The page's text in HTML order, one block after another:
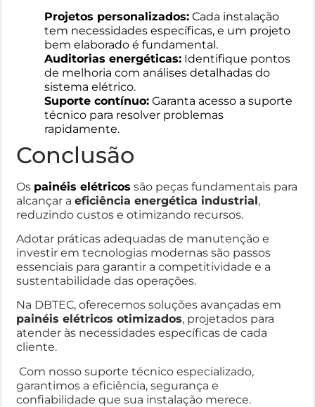
Projetos personalizados: Cada instalação
tem necessidades específicas, e um projeto
bem elaborado é fundamental.
Auditorias energéticas: Identifique pontos
de melhoria com análises detalhadas do
sistema elétrico.
Suporte contínuo: Garanta acesso a suporte
técnico para resolver problemas
rapidamente.
Conclusão
Os painéis elétricos são peças fundamentais para
alcançar a eficiência energética industrial,
reduzindo custos e otimizando recursos.
Adotar práticas adequadas de manutenção e
investir em tecnologias modernas são passos
essenciais para garantir a competitividade e a
sustentabilidade das operações.
Na DBTEC, oferecemos soluções avançadas em
painéis elétricos otimizados, projetados para
atender às necessidades específicas de cada
cliente.
Com nosso suporte técnico especializado,
garantimos a eficiência, segurança e
confiabilidade que sua instalação merece.